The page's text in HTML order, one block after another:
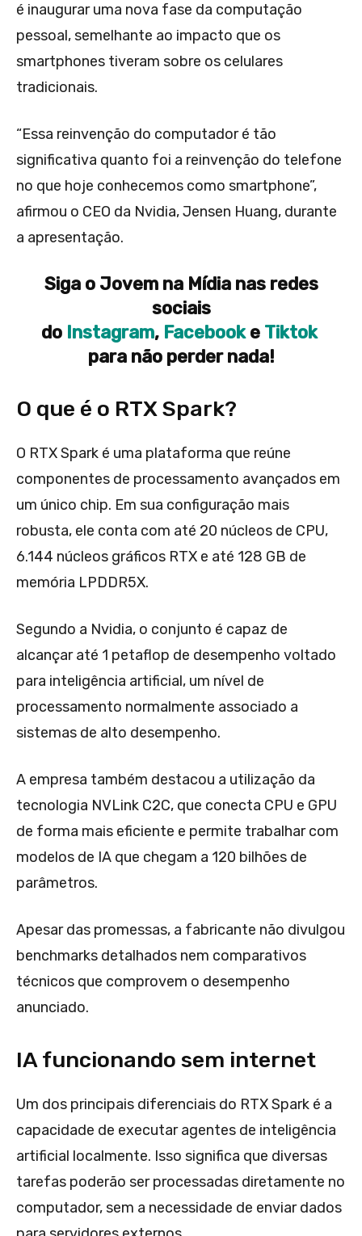
é inaugurar uma nova fase da computação
pessoal, semelhante ao impacto que os
smartphones tiveram sobre os celulares
tradicionais.
“Essa reinvenção do computador é tão
significativa quanto foi a reinvenção do telefone
no que hoje conhecemos como smartphone”,
afirmou o CEO da Nvidia, Jensen Huang, durante
a apresentação.
Siga o Jovem na Mídia nas redes
sociais
do Instagram, Facebooke Tiktok
para não perder nada!
O que é o RTX Spark?
O RTX Spark é uma plataforma que reúne
componentes de processamento avançados em
um único chip. Em sua configuração mais
robusta, ele conta com até 20 núcleos de CPU,
6.144 núcleos gráficos RTX e até 128 GB de
memória LPDDR5X.
Segundo a Nvidia, o conjunto é capaz de
alcançar até 1 petaflop de desempenho voltado
para inteligência artificial, um nível de
processamento normalmente associado a
sistemas de alto desempenho.
A empresa também destacou a utilização da
tecnologia NVLink C2C, que conecta CPU e GPU
de forma mais eficiente e permite trabalhar com
modelos de IA que chegam a 120 bilhões de
parâmetros.
Apesar das promessas, a fabricante não divulgou
benchmarks detalhados nem comparativos
técnicos que comprovem o desempenho
anunciado.
IA funcionando sem internet
Um dos principais diferenciais do RTX Spark é a
capacidade de executar agentes de inteligência
artificial localmente. Isso significa que diversas
tarefas poderão ser processadas diretamente no
computador, sem a necessidade de enviar dados